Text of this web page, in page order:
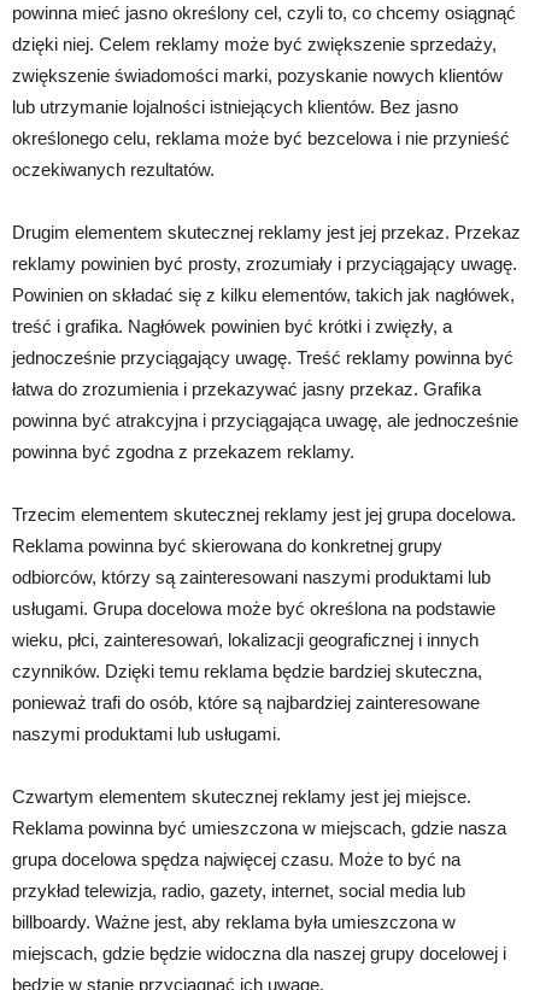
powinna mieć jasno określony cel, czyli to, co chcemy osiągnąć
dzięki niej. Celem reklamy może być zwiększenie sprzedaży,
zwiększenie świadomości marki, pozyskanie nowych klientów
lub utrzymanie lojalności istniejących klientów. Bez jasno
określonego celu, reklama może być bezcelowa i nie przynieść
oczekiwanych rezultatów.
Drugim elementem skutecznej reklamy jest jej przekaz. Przekaz
reklamy powinien być prosty, zrozumiały i przyciągający uwagę.
Powinien on składać się z kilku elementów, takich jak nagłówek,
treść i grafika. Nagłówek powinien być krótki i zwięzły, a
jednocześnie przyciągający uwagę. Treść reklamy powinna być
łatwa do zrozumienia i przekazywać jasny przekaz. Grafika
powinna być atrakcyjna i przyciągająca uwagę, ale jednocześnie
powinna być zgodna z przekazem reklamy.
Trzecim elementem skutecznej reklamy jest jej grupa docelowa.
Reklama powinna być skierowana do konkretnej grupy
odbiorców, którzy są zainteresowani naszymi produktami lub
usługami. Grupa docelowa może być określona na podstawie
wieku, płci, zainteresowań, lokalizacji geograficznej i innych
czynników. Dzięki temu reklama będzie bardziej skuteczna,
ponieważ trafi do osób, które są najbardziej zainteresowane
naszymi produktami lub usługami.
Czwartym elementem skutecznej reklamy jest jej miejsce.
Reklama powinna być umieszczona w miejscach, gdzie nasza
grupa docelowa spędza najwięcej czasu. Może to być na
przykład telewizja, radio, gazety, internet, social media lub
billboardy. Ważne jest, aby reklama była umieszczona w
miejscach, gdzie będzie widoczna dla naszej grupy docelowej i
będzie w stanie przyciągnąć ich uwagę.